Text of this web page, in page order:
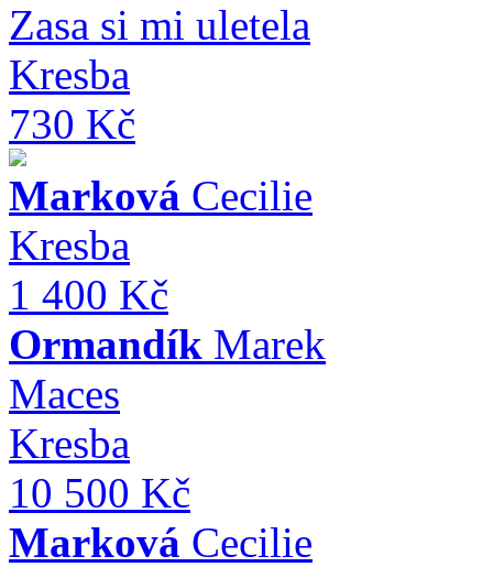
Zasa si mi uletela
Kresba
730 Kč
Marková Cecilie
Kresba
1 400 Kč
Ormandík Marek
Maces
Kresba
10 500 Kč
Marková Cecilie